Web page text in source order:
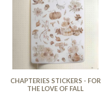
CHAPTERIES STICKERS - FOR
THE LOVE OF FALL